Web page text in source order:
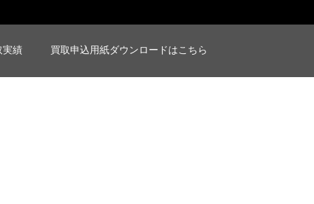
実績 買取申込用紙ダウンロードはこちら